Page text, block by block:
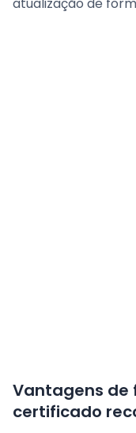
Vantagens de
certificado